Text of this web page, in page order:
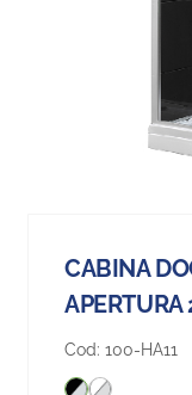
CABINA
APERTURA
Cod: 100-HA11